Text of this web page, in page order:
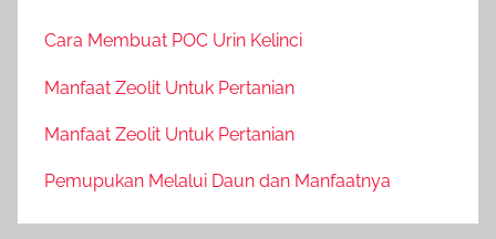
Cara Membuat POC Urin Kelinci
Manfaat Zeolit Untuk Pertanian
Manfaat Zeolit Untuk Pertanian
Pemupukan Melalui Daun dan Manfaatnya